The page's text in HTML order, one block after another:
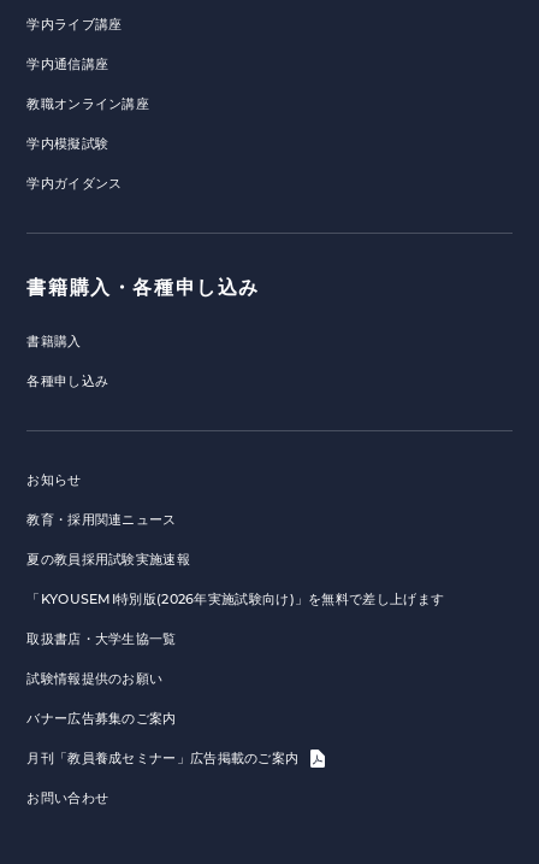
学内ライブ講座
学内通信講座
教職オンライン講座
学内模擬試験
学内ガイダンス
書籍購入・各種申し込み
書籍購入
各種申し込み
お知らせ
教育・採用関連ニュース
夏の教員採用試験実施速報
「KYOUSEMI特別版(2026年実施試験向け)」を無料で差し上げます
取扱書店・大学生協一覧
試験情報提供のお願い
バナー広告募集のご案内
月刊「教員養成セミナー」広告掲載のご案内
お問い合わせ